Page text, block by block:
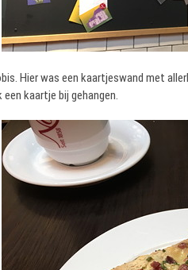
Hier was een kaartjeswand met
kaartje bij gehangen.